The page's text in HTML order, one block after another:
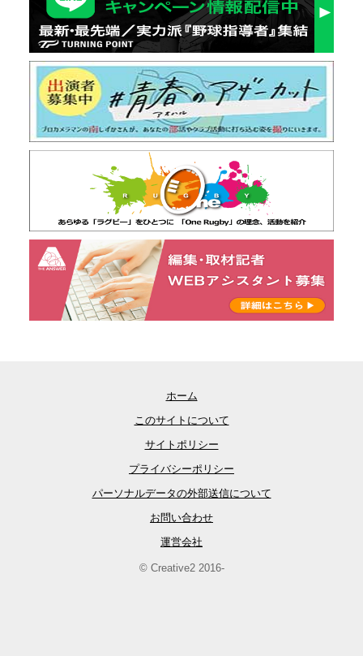
ホーム
このサイトについて
サイトポリシー
プライバシーポリシー
パーソナルデータの外部送信について
お問い合わせ
運営会社
© Creative2 2016-